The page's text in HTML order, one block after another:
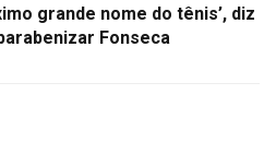
grande nome do tênis’, diz
Fonseca